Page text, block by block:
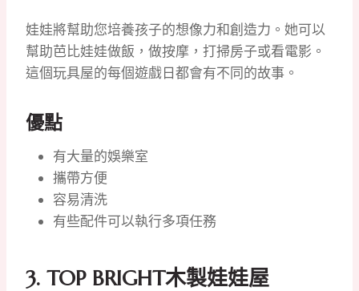
娃娃將幫助您培養孩子的想像力和創造力。 她可以
幫助芭比娃娃做飯，做按摩，打掃房子或看電影。
這個玩具屋的每個遊戲日都會有不同的故事。
優點
有大量的娛樂室
攜帶方便
容易清洗
有些配件​​可以執行多項任務
3. TOP BRIGHT木製娃娃屋